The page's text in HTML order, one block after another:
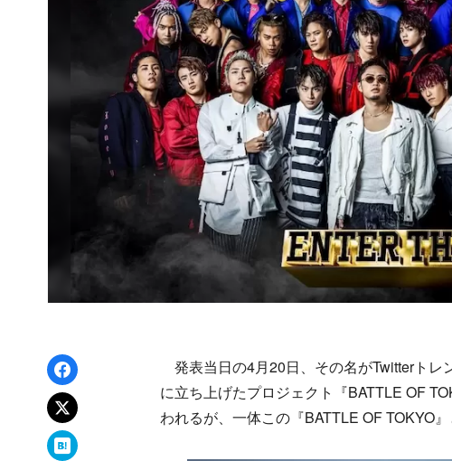
Facebookでシェア
xでポスト
はてなブックマーク
発表当日の4月20日、その名がTwitterトレ
に立ち上げたプロジェクト『BATTLE OF
われるが、一体この『BATTLE OF TOKYO